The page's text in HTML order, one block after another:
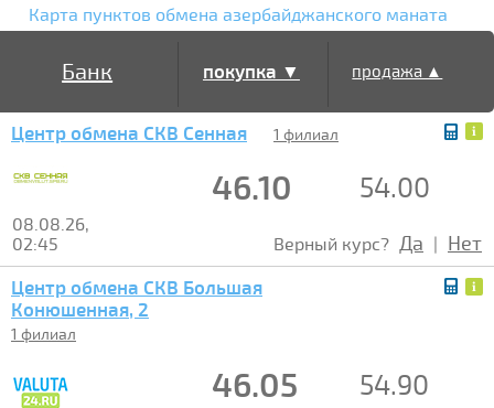
Карта пунктов обмена азербайджанского маната
Банк покупка ▼ продажа ▲
Центр обмена СКВ Сенная 1 филиал
46.10 54.00
08.08.26,
02:45
Верный курс? Да | Нет
Центр обмена СКВ Большая
Конюшенная, 2
1 филиал
46.05 54.90